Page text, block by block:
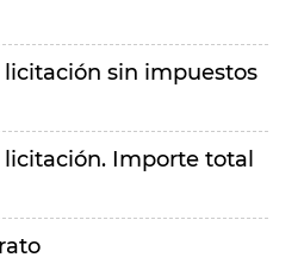
licitación sin impuestos
Importe total